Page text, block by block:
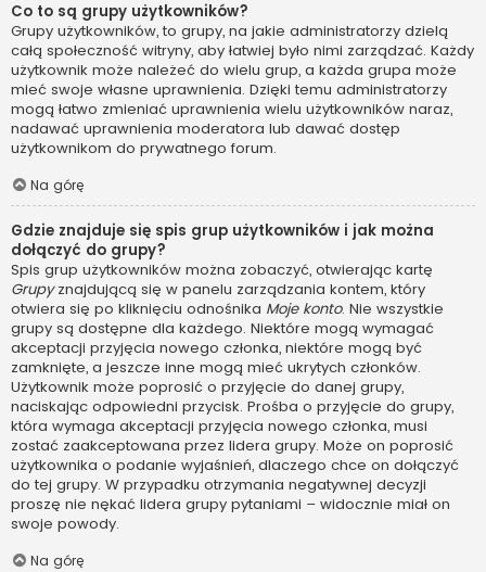
Co to są grupy użytkowników?
Grupy użytkowników, to grupy, na jakie administratorzy dzielą
całą społeczność witryny, aby łatwiej było nimi zarządzać. Każdy
użytkownik może należeć do wielu grup, a każda grupa może
mieć swoje własne uprawnienia. Dzięki temu administratorzy
mogą łatwo zmieniać uprawnienia wielu użytkowników naraz,
nadawać uprawnienia moderatora lub dawać dostęp
użytkownikom do prywatnego forum.
Na górę
Gdzie znajduje się spis grup użytkowników i jak można
dołączyć do grupy?
Spis grup użytkowników można zobaczyć, otwierając kartę
Grupyznajdującą się w panelu zarządzania kontem, który
otwiera się po kliknięciu odnośnika Moje konto. Nie wszystkie
grupy są dostępne dla każdego. Niektóre mogą wymagać
akceptacji przyjęcia nowego członka, niektóre mogą być
zamknięte, a jeszcze inne mogą mieć ukrytych członków.
Użytkownik może poprosić o przyjęcie do danej grupy,
naciskając odpowiedni przycisk. Prośba o przyjęcie do grupy,
która wymaga akceptacji przyjęcia nowego członka, musi
zostać zaakceptowana przez lidera grupy. Może on poprosić
użytkownika o podanie wyjaśnień, dlaczego chce on dołączyć
do tej grupy. W przypadku otrzymania negatywnej decyzji
proszę nie nękać lidera grupy pytaniami – widocznie miał on
swoje powody.
Na górę